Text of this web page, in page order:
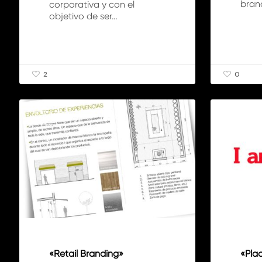
corporativa y con el
objetivo de ser…
2 0
«Retail
Branding»
ARTÍCULOS
«Retail Branding»
«Place
marca